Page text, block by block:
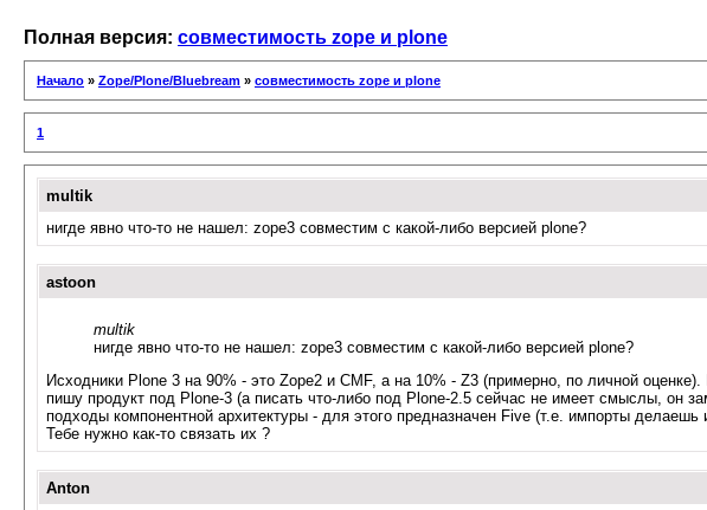
Полная версия: совместимость zope и plone
Начало » Zope/Plone/Bluebream » совместимость zope и plone
1
multik
нигде явно что-то не нашел: zope3 совместим с какой-либо версией plone?
astoon
multik
нигде явно что-то не нашел: zope3 совместим с какой-либо версией plone?
Исходники Plone 3 на 90% - это Zope2 и CMF, а на 10% - Z3 (примерно, по личной
пишу продукт под Plone-3 (а писать что-либо под Plone-2.5 сейчас не имеет смыслы,
подходы компонентной архитектуры - для этого предназначен Five (т.е. импорты делаешь
Тебе нужно как-то связать их ?
Anton